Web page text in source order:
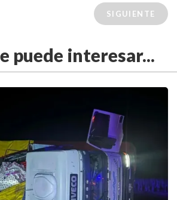
SIGUIENTE
puede interesar...